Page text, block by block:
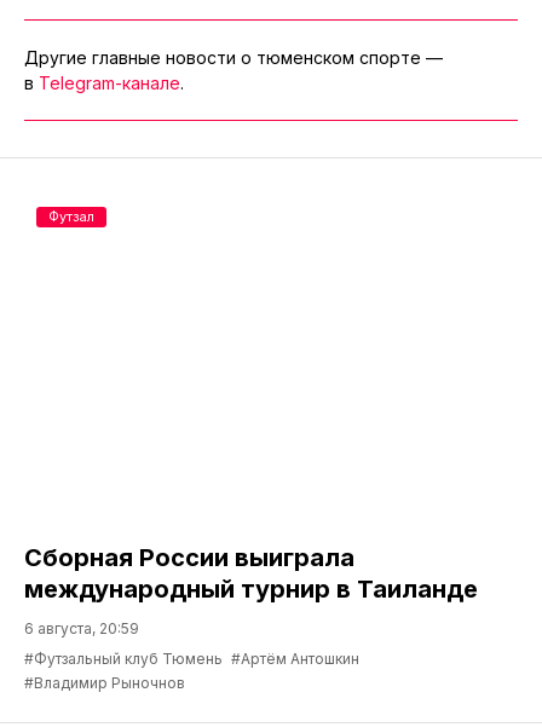
Другие главные новости о тюменском спорте —
в Telegram-канале.
Сборная России выиграла
международный турнир в Таиланде
6 августа, 20:59
#Футзальный клуб Тюмень #Артём Антошкин
#Владимир Рыночнов
Футзал